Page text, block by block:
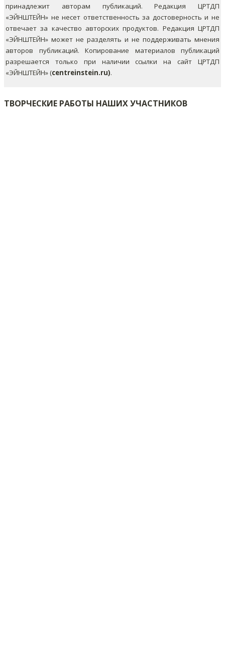
принадлежит авторам публикаций. Редакция ЦРТДП
«ЭЙНШТЕЙН» не несет ответственность за достоверность и не
отвечает за качество авторских продуктов. Редакция ЦРТДП
«ЭЙНШТЕЙН» может не разделять и не поддерживать мнения
авторов публикаций. Копирование материалов публикаций
разрешается только при наличии ссылки на сайт ЦРТДП
«ЭЙНШТЕЙН» (centreinstein.ru).
ТВОРЧЕСКИЕ РАБОТЫ НАШИХ УЧАСТНИКОВ